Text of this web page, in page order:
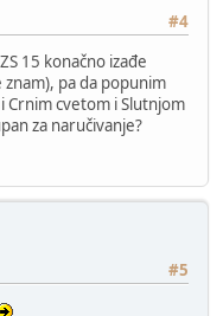
#4
15 konačno izađe
pa da popunim
Crnim cvetom i Slutnjom
za naručivanje?
#5